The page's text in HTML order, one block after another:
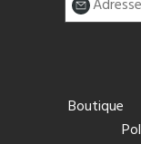
Boutique